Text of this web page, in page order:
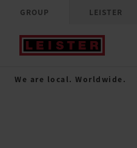
GROUP LEISTER
We are local. Worldwide.